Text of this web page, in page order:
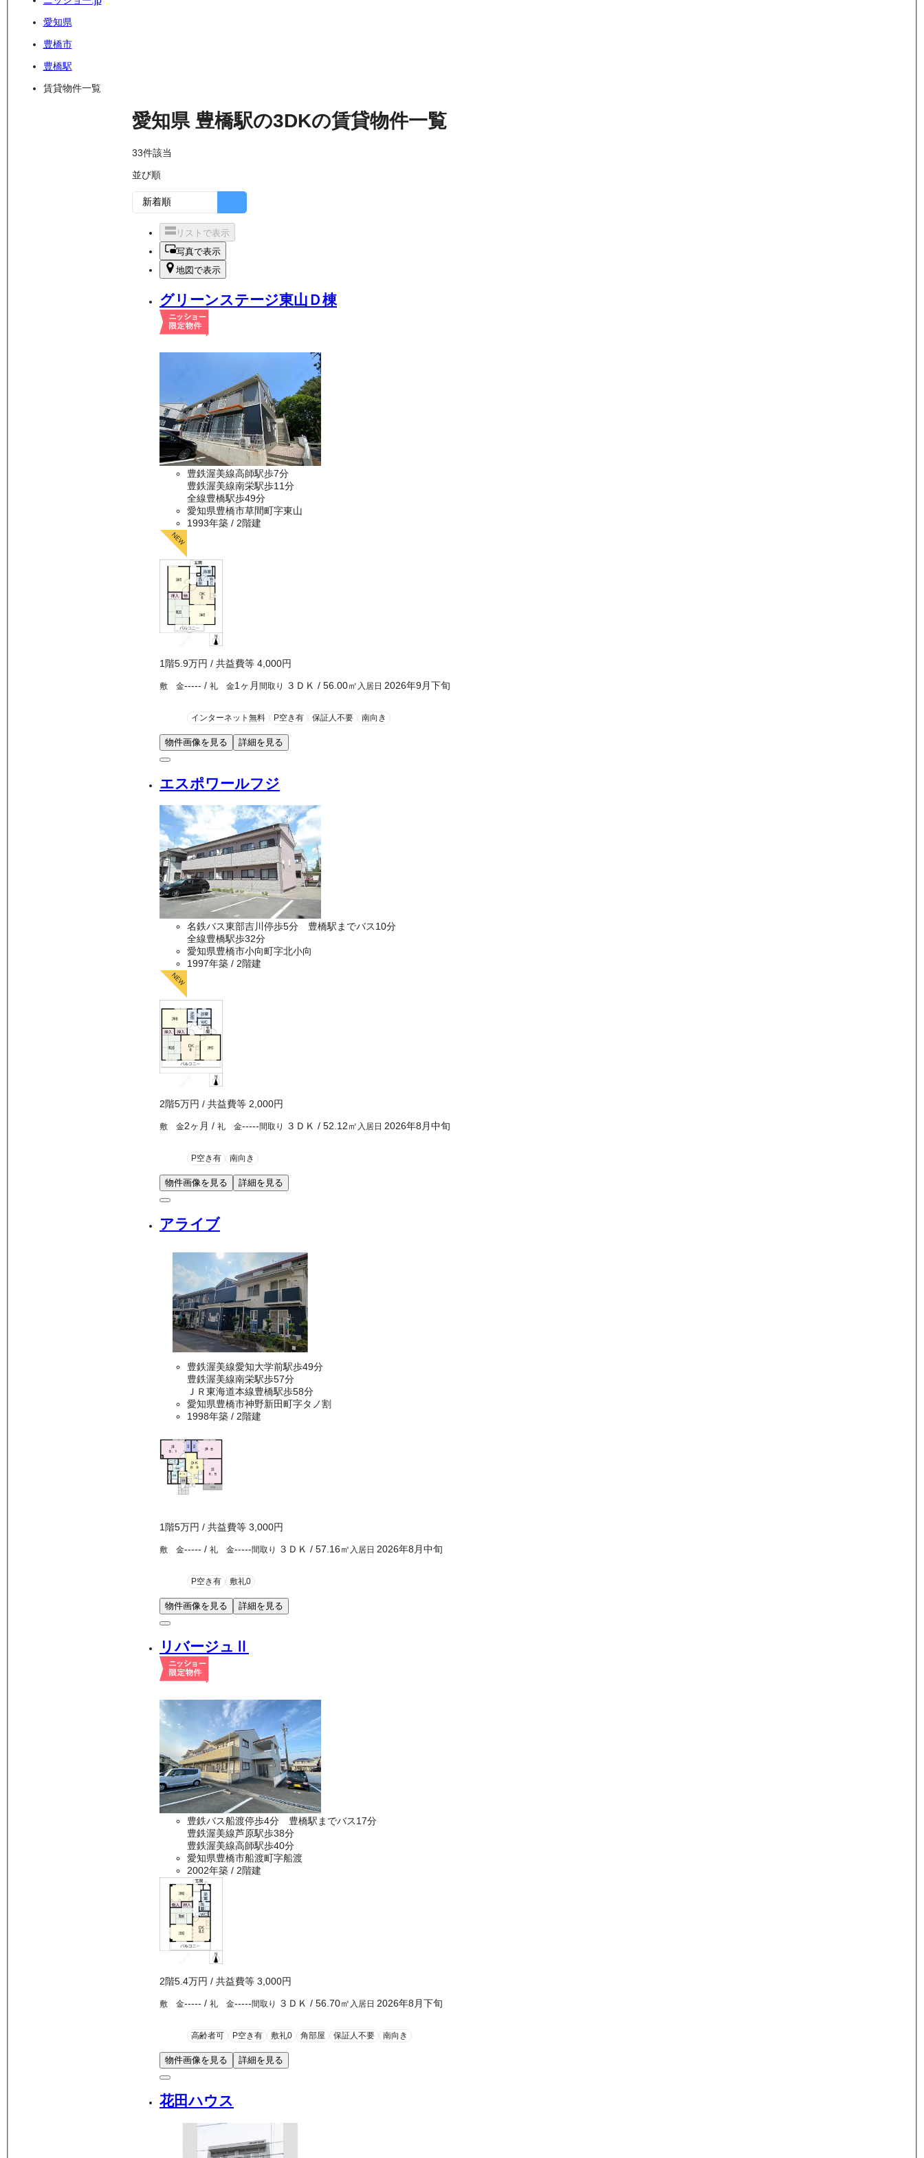
愛知県
豊橋市
豊橋駅
賃貸物件一覧
愛知県 豊橋駅の3DKの賃貸物件一覧
33件該当
並び順
リストで表示
写真で表示
地図で表示
グリーンステージ東山Ｄ棟
豊鉄渥美線高師駅歩7分
豊鉄渥美線南栄駅歩11分
全線豊橋駅歩49分
愛知県豊橋市草間町字東山
1993年築 / 2階建
1階5.9万円 / 共益費等 4,000円
敷 金----- / 礼 金1ヶ月 間取り ３ＤＫ / 56.00㎡ 入居日 2026年9月下旬
インターネット無料 P空き有 保証人不要 南向き
物件画像を見る 詳細を見る
エスポワールフジ
名鉄バス東部吉川停歩5分 豊橋駅までバス10分
全線豊橋駅歩32分
愛知県豊橋市小向町字北小向
1997年築 / 2階建
2階5万円 / 共益費等 2,000円
敷 金2ヶ月 / 礼 金-----間取り ３ＤＫ / 52.12㎡ 入居日 2026年8月中旬
P空き有 南向き
物件画像を見る 詳細を見る
アライブ
豊鉄渥美線愛知大学前駅歩49分
豊鉄渥美線南栄駅歩57分
ＪＲ東海道本線豊橋駅歩58分
愛知県豊橋市神野新田町字タノ割
1998年築 / 2階建
1 階5万円 / 共益費等 3,000円
敷 金----- / 礼 金-----間取り ３ＤＫ / 57.16㎡ 入居日 2026年8月中旬
P空き有 敷礼0
物件画像を見る 詳細を見る
リバージュⅡ
豊鉄バス船渡停歩4分 豊橋駅までバス17分
豊鉄渥美線芦原駅歩38分
豊鉄渥美線高師駅歩40分
愛知県豊橋市船渡町字船渡
2002年築 / 2階建
2階5.4万円 / 共益費等 3,000円
敷 金----- / 礼 金-----間取り ３ＤＫ / 56.70㎡ 入居日 2026年8月下旬
高齢者可 P空き有 敷礼0 角部屋 保証人不要 南向き
物件画像を見る 詳細を見る
花田ハウス